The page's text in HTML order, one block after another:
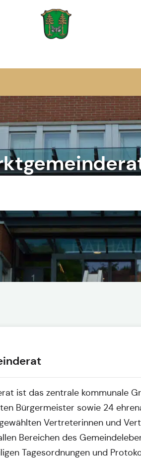
ist das zentrale kommunale
Bürgermeister sowie 24
Vertreterinnen und
Bereichen des
Tagesordnungen und